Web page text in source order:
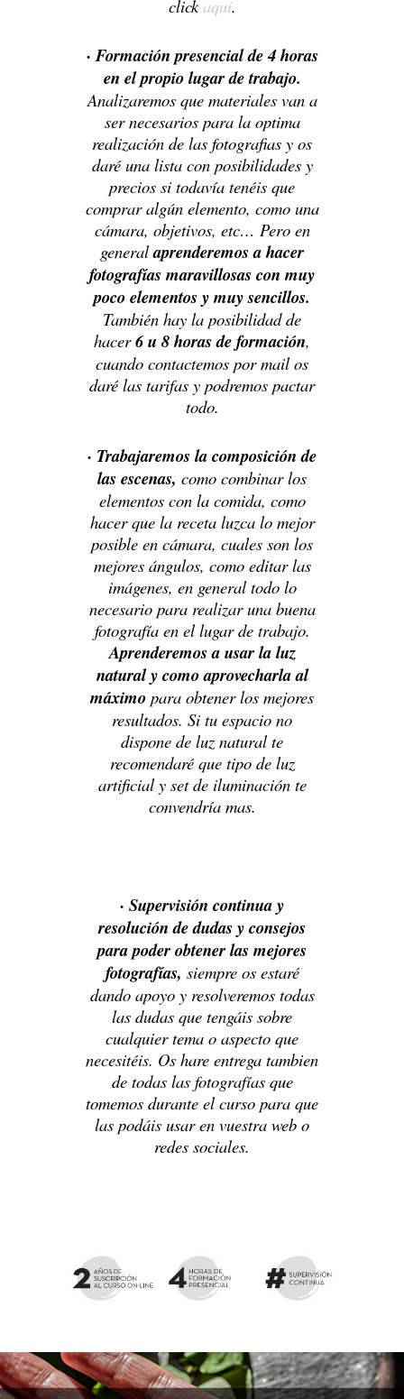
clickaquí.
· Formación presencial de 4 horas
en el propio lugar de trabajo.
Analizaremos que materiales van a
ser necesarios para la optima
realización de las fotografias y os
daré una lista con posibilidades y
precios si todavía tenéis que
comprar algún elemento, como una
cámara, objetivos, etc… Pero en
generalaprenderemos a hacer
fotografías maravillosas con muy
poco elementos y muy sencillos.
También hay la posibilidad de
hacer6 u 8 horas de formación,
cuando contactemos por mail os
daré las tarifas y podremos pactar
todo.
· Trabajaremos la composición de
las escenas, como combinar los
elementos con la comida, como
hacer que la receta luzca lo mejor
posible en cámara, cuales son los
mejores ángulos, como editar las
imágenes, en general todo lo
necesario para realizar una buena
fotografía en el lugar de trabajo.
Aprenderemos a usar la luz
natural y como aprovecharla al
máximo para obtener los mejores
resultados. Si tu espacio no
dispone de luz natural te
recomendaré que tipo de luz
artificial y set de iluminación te
convendría mas.
· Supervisión continua y
resolución de dudas y consejos
para poder obtener las mejores
fotografías, siempre os estaré
dando apoyo y resolveremos todas
las dudas que tengáis sobre
cualquier tema o aspecto que
necesitéis. Os hare entrega tambien
de todas las fotografías que
tomemos durante el curso para que
las podáis usar en vuestra web o
redes sociales.